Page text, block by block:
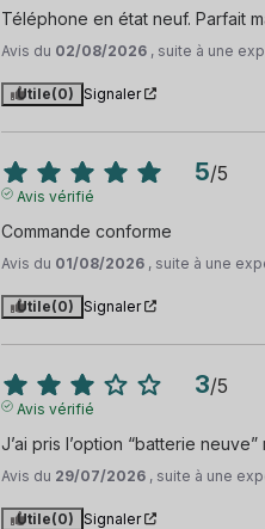
Téléphone en état neuf. Parfait
Avis du 02/08/2026 , suite à une
Utile(0) Signaler
5/5
Avis vérifié
Commande conforme
Avis du 01/08/2026 , suite à une
Utile(0) Signaler
3/5
Avis vérifié
J’ai pris l’option “batterie
Avis du 29/07/2026 , suite à une
Utile(0) Signaler